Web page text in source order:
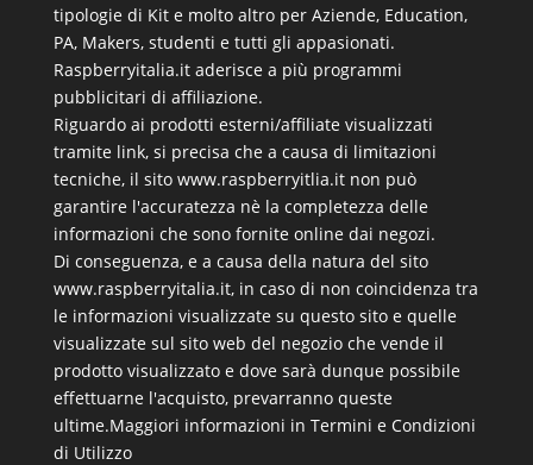
tipologie di Kit e molto altro per Aziende, Education,
PA, Makers, studenti e tutti gli appasionati.
Raspberryitalia.it aderisce a più programmi
pubblicitari di affiliazione.
Riguardo ai prodotti esterni/affiliate visualizzati
tramite link, si precisa che a causa di limitazioni
tecniche, il sito www.raspberryitlia.it non può
garantire l'accuratezza nè la completezza delle
informazioni che sono fornite online dai negozi.
Di conseguenza, e a causa della natura del sito
www.raspberryitalia.it, in caso di non coincidenza tra
le informazioni visualizzate su questo sito e quelle
visualizzate sul sito web del negozio che vende il
prodotto visualizzato e dove sarà dunque possibile
effettuarne l'acquisto, prevarranno queste
ultime.Maggiori informazioni in Termini e Condizioni
di Utilizzo